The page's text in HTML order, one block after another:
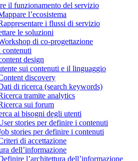
il funzionamento del servizio
l’ecosistema
i flussi di servizio
le soluzioni
di co-progettazione
contenuti
design
sui contenuti e il linguaggio
discovery
di ricerca (search keywords)
tramite analytics
sui forum
ai bisogni degli utenti
stories per definire i contenuti
stories per definire i contenuti
di accettazione
dell’informazione
l’architettura dell’informazione